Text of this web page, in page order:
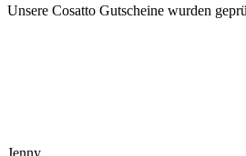
Unsere Cosatto Gutscheine wurden